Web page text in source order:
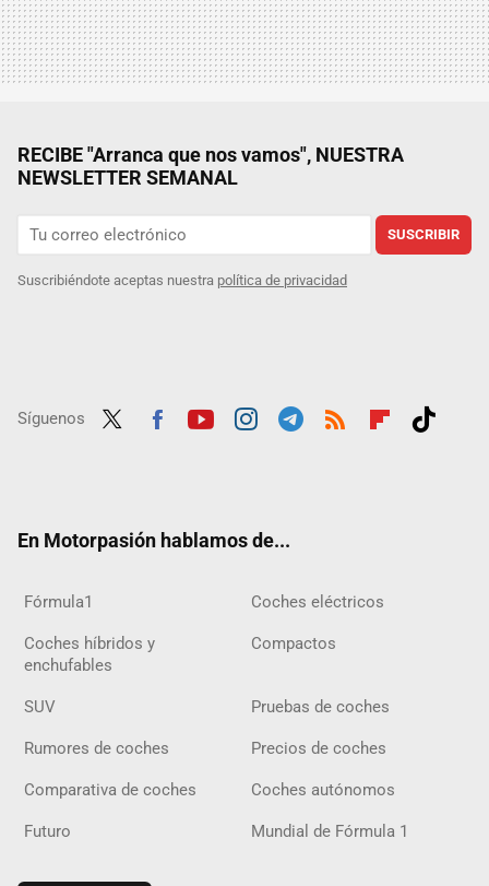
RECIBE "Arranca que nos vamos", NUESTRA
NEWSLETTER SEMANAL
SUSCRIBIR
Suscribiéndote aceptas nuestra política de privacidad
Síguenos
En Motorpasión hablamos de...
Fórmula1 Coches eléctricos
Coches híbridos y
enchufables
Compactos
SUV Pruebas de coches
Rumores de coches Precios de coches
Comparativa de coches Coches autónomos
Futuro Mundial de Fórmula 1